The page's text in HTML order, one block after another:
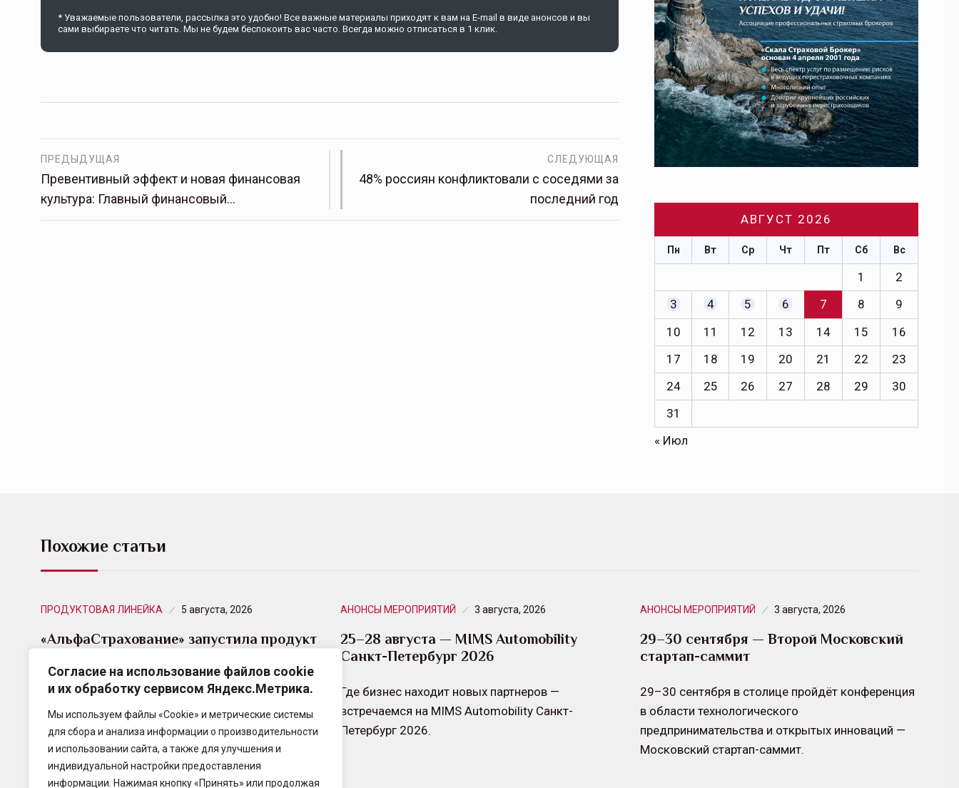
Согласие на использование файлов cookie
и их обработку сервисом Яндекс.Метрика.
Мы используем файлы «Cookie» и метрические системы
для сбора и анализа информации о производительности
и использовании сайта, а также для улучшения и
индивидуальной настройки предоставления
информации. Нажимая кнопку «Принять» или продолжая
* Уважаемые пользователи, рассылка это удобно! Все важные материалы приходят к вам на E-mail в виде анонсов и вы
сами выбираете что читать. Мы не будем беспокоить вас часто. Всегда можно отписаться в 1 клик.
ПРЕДЫДУЩАЯ
Превентивный эффект и новая финансовая
культура: Главный финансовый…
СЛЕДУЮЩАЯ
48% россиян конфликтовали с соседями за
последний год
АВГУСТ 2026
Пн Вт Ср Чт Пт Сб Вс
1
2
3
4 5 6 7 8
9
10
11 12 13 14 15
16
17
18 19 20 21 22
23
24
25 26 27 28 29
30
31
« Июл
Похожие статьи
ПРОДУКТОВАЯ ЛИНЕЙКА 5 августа, 2026
«АльфаСтрахование» запустила продукт
бизнеса
«АльфаСтрахование» запустила «коробочное»
решение по киберстрахованию для предприятий
малого и среднего бизнеса – «КиберПРОСТО» –
без аудитов и с быстрой выплатой.
АНОНСЫ МЕРОПРИЯТИЙ 3 августа, 2026
25–28 августа — MIMS Automobility
Санкт-Петербург 2026
Где бизнес находит новых партнеров —
встречаемся на MIMS Automobility Санкт-
Петербург 2026.
АНОНСЫ МЕРОПРИЯТИЙ 3 августа, 2026
29–30 сентября — Второй Московский
стартап-саммит
29–30 сентября в столице пройдёт конференция
в области технологического
предпринимательства и открытых инноваций —
Московский стартап-саммит.